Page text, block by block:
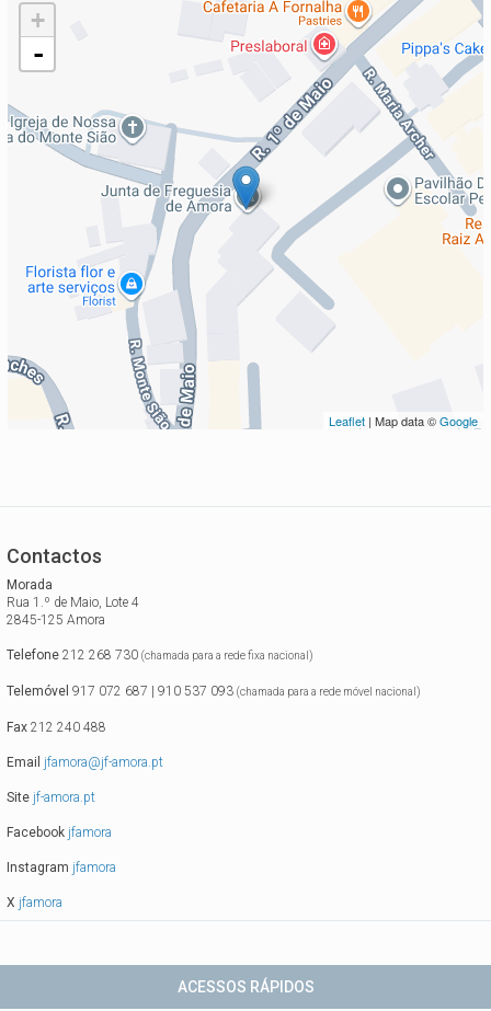
+
-
Leaflet | Map data ©Google
Contactos
Morada
Rua 1.º de Maio, Lote 4
2845-125 Amora
Telefone 212 268 730 (chamada para a rede fixa nacional)
Telemóvel 917 072 687 | 910 537 093 (chamada para a rede móvel nacional)
Fax 212 240 488
Email jfamora@jf-amora.pt
Site jf-amora.pt
Facebook jfamora
Instagram jfamora
X jfamora
ACESSOS RÁPIDOS